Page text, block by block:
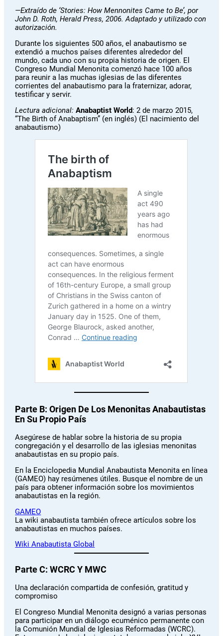
—Extraído de ‘Stories: How Mennonites Came to Be’, por
John D. Roth, Herald Press, 2006.Adaptado y utilizado con
autorización.
Durante los siguientes 500 años, el anabautismo se
extendió a muchos países diferentes alrededor del
mundo, cada uno con su propia historia de origen. El
Congreso Mundial Menonita comenzó hace 100 años
para reunir a las muchas iglesias de las diferentes
corrientes del anabautismo para la fraternizar, adorar,
testificar y servir.
Lectura adicional:Anabaptist World: 2 de marzo 2015,
“The Birth of Anabaptism” (en inglés) (El nacimiento del
anabautismo)
Parte B: Origen De Los Menonitas Anabautistas
En Su Propio País
Asegúrese de hablar sobre la historia de su propia
congregación y el desarrollo de las iglesias menonitas
anabautistas en su propio país.
En la Enciclopedia Mundial Anabautista Menonita en línea
(GAMEO) hay resúmenes útiles. Busque el nombre de un
país para obtener información sobre los movimientos
anabautistas en la región.
GAMEO
La wiki anabautista también ofrece artículos sobre los
anabautistas en muchos países.
Wiki Anabautista Global
Parte C: WCRC Y MWC
Una declaración compartida de confesión, gratitud y
compromiso
El Congreso Mundial Menonita designó a varias personas
para participar en un diálogo ecuménico permanente con
la Comunión Mundial de Iglesias Reformadas (WCRC).